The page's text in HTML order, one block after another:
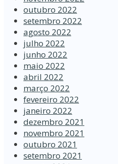
outubro 2022
setembro 2022
agosto 2022
julho 2022
junho 2022
maio 2022
abril 2022
março 2022
fevereiro 2022
janeiro 2022
dezembro 2021
novembro 2021
outubro 2021
setembro 2021